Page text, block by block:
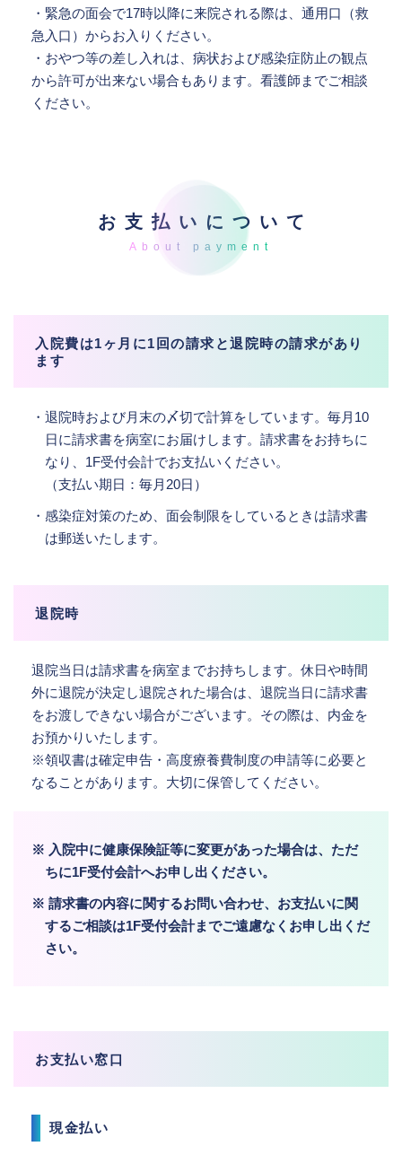
・緊急の面会で17時以降に来院される際は、通用口（救
急入口）からお入りください。
・おやつ等の差し入れは、病状および感染症防止の観点
から許可が出来ない場合もあります。看護師までご相談
ください。
お支払いについて
入院費は1ヶ月に1回の請求と退院時の請求があり
ます
・退院時および月末の〆切で計算をしています。毎月10
日に請求書を病室にお届けします。請求書をお持ちに
なり、1F受付会計でお支払いください。
（支払い期日：毎月20日）
・感染症対策のため、面会制限をしているときは請求書
は郵送いたします。
退院時
退院当日は請求書を病室までお持ちします。休日や時間
外に退院が決定し退院された場合は、退院当日に請求書
をお渡しできない場合がございます。その際は、内金を
お預かりいたします。
※領収書は確定申告・高度療養費制度の申請等に必要と
なることがあります。大切に保管してください。
※ 入院中に健康保険証等に変更があった場合は、ただ
ちに1F受付会計へお申し出ください。
※ 請求書の内容に関するお問い合わせ、お支払いに関
するご相談は1F受付会計までご遠慮なくお申し出くだ
さい。
お支払い窓口
現金払い